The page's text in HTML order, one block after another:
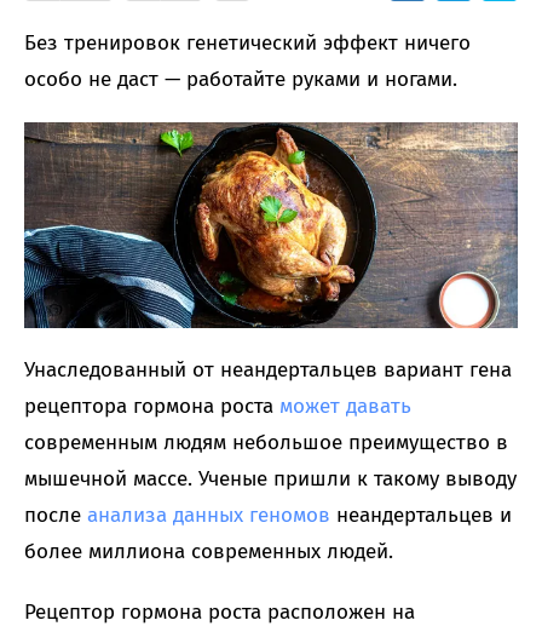
Без тренировок генетический эффект ничего
особо не даст — работайте руками и ногами.
Унаследованный от неандертальцев вариант гена
рецептора гормона роста может давать
современным людям небольшое преимущество в
мышечной массе. Ученые пришли к такому выводу
после анализа данных геномов неандертальцев и
более миллиона современных людей.
Рецептор гормона роста расположен на